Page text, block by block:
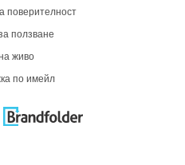
поверителност
ползване
живо
по имейл